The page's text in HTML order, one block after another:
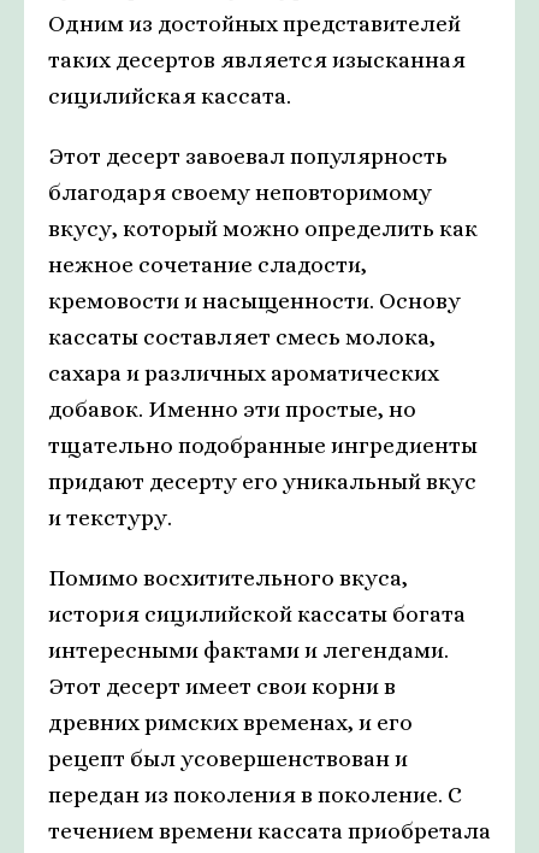
Одним из достойных представителей
таких десертов является изысканная
сицилийская кассата.
Этот десерт завоевал популярность
благодаря своему неповторимому
вкусу, который можно определить как
нежное сочетание сладости,
кремовости и насыщенности. Основу
кассаты составляет смесь молока,
сахара и различных ароматических
добавок. Именно эти простые, но
тщательно подобранные ингредиенты
придают десерту его уникальный вкус
и текстуру.
Помимо восхитительного вкуса,
история сицилийской кассаты богата
интересными фактами и легендами.
Этот десерт имеет свои корни в
древних римских временах, и его
рецепт был усовершенствован и
передан из поколения в поколение. С
течением времени кассата приобретала